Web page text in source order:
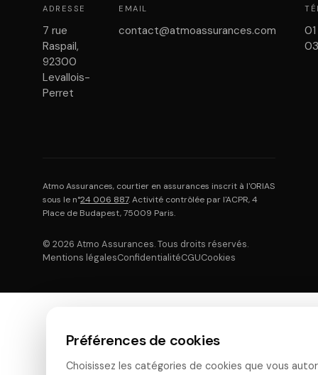
ADRESSE
7 rue
Raspail,
92300
Levallois-
Perret
EMAIL
contact@atmoassurances.com
03
Atmo Assurances, courtier en assurances inscrit à l'ORIAS
sous le n°24 006 887. Activité contrôlée par l'ACPR, 4
Place de Budapest, 75009 Paris.
© 2026 Atmo Assurances. Tous droits réservés.
Mentions légalesConfidentialitéCGUCookies
Préférences de cookies
Choisissez les catégories de cookies que vous